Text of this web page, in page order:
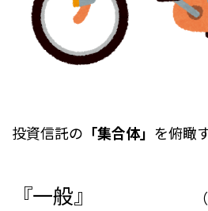
投資信託の 「集合体」 を俯瞰
確定拠
『一般』
（『専